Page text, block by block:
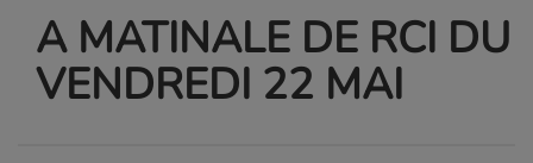
A MATINALE DE RCI DU
VENDREDI 22 MAI